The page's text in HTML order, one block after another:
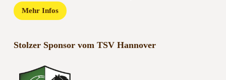
Mehr Infos
Stolzer Sponsor vom TSV Hannover